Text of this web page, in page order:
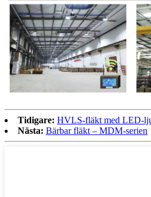
Tidigare: HVLS-fläkt med LED-
Nästa: Bärbar fläkt – MDM-serien